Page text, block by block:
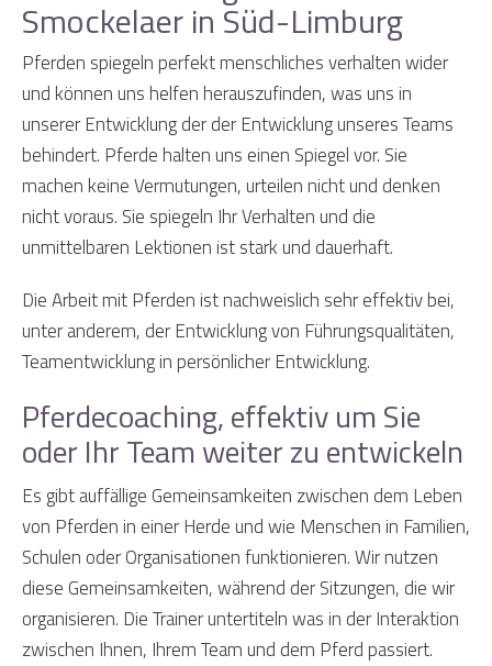
Smockelaer in Süd-Limburg
Pferden spiegeln perfekt menschliches verhalten wider
und können uns helfen herauszufinden, was uns in
unserer Entwicklung der der Entwicklung unseres Teams
behindert. Pferde halten uns einen Spiegel vor. Sie
machen keine Vermutungen, urteilen nicht und denken
nicht voraus. Sie spiegeln Ihr Verhalten und die
unmittelbaren Lektionen ist stark und dauerhaft.
Die Arbeit mit Pferden ist nachweislich sehr effektiv bei,
unter anderem, der Entwicklung von Führungsqualitäten,
Teamentwicklung in persönlicher Entwicklung.
Pferdecoaching, effektiv um Sie
oder Ihr Team weiter zu entwickeln
Es gibt auffällige Gemeinsamkeiten zwischen dem Leben
von Pferden in einer Herde und wie Menschen in Familien,
Schulen oder Organisationen funktionieren. Wir nutzen
diese Gemeinsamkeiten, während der Sitzungen, die wir
organisieren. Die Trainer untertiteln was in der Interaktion
zwischen Ihnen, Ihrem Team und dem Pferd passiert.